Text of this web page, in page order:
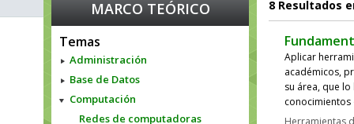
MARCO TEÓRICO
Temas
Administración
Base de Datos
Computación
Redes de computadoras
8 Resultados
Aplicar
académicos,
su área, que
Herramientas